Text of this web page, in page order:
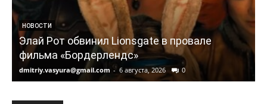
НОВОСТИ
Элай Рот обвинил Lionsgate в провале
фильма «Бордерлендс»
dmitriy.vasyura@gmail.com - 6 августа, 2026 0